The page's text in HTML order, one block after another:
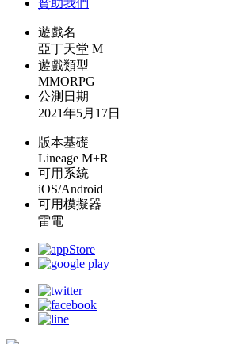
贊助我們
遊戲名
亞丁天堂 M
遊戲類型
MMORPG
公測日期
2021年5月17日
版本基礎
Lineage M+R
可用系統
iOS/Android
可用模擬器
雷電